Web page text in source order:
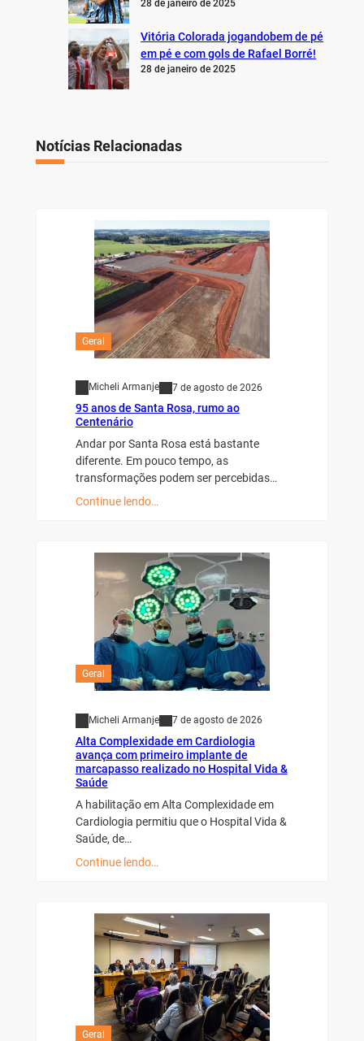
28 de janeiro de 2025
Vitória Colorada jogandobem de pé
em pé e com gols de Rafael Borré!
28 de janeiro de 2025
Notícias Relacionadas
Geral
Micheli Armanje 7 de agosto de 2026
95 anos de Santa Rosa, rumo ao
Centenário
Andar por Santa Rosa está bastante
diferente. Em pouco tempo, as
transformações podem ser percebidas…
Continue lendo…
Geral
Micheli Armanje 7 de agosto de 2026
Alta Complexidade em Cardiologia
avança com primeiro implante de
marcapasso realizado no Hospital Vida &
Saúde
A habilitação em Alta Complexidade em
Cardiologia permitiu que o Hospital Vida &
Saúde, de…
Continue lendo…
Geral